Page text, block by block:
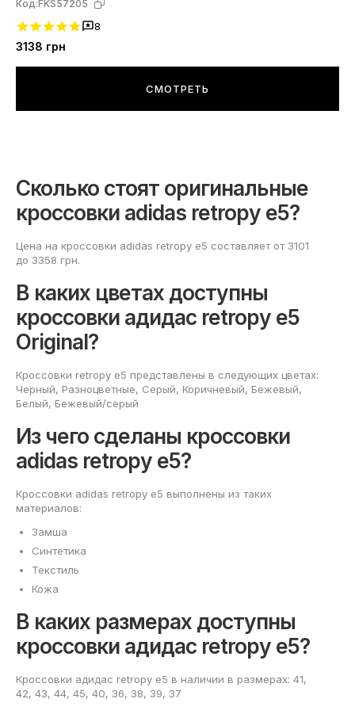
Код: FKS57205
8
3138 грн
СМОТРЕТЬ
Сколько стоят оригинальные
кроссовки adidas retropy e5?
Цена на кроссовки adidas retropy e5 составляет от 3101
до 3358 грн.
В каких цветах доступны
кроссовки адидас retropy e5
Original?
Кроссовки retropy e5 представлены в следующих цветах:
Черный, Разноцветные, Серый, Коричневый, Бежевый,
Белый, Бежевый/серый
Из чего сделаны кроссовки
adidas retropy e5?
Кроссовки adidas retropy e5 выполнены из таких
материалов:
Замша
Синтетика
Текстиль
Кожа
В каких размерах доступны
кроссовки адидас retropy e5?
Кроссовки адидас retropy e5 в наличии в размерах: 41,
42, 43, 44, 45, 40, 36, 38, 39, 37